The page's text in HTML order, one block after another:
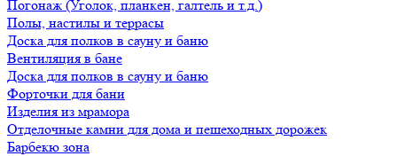
Погонаж (Уголок, планкен, галтель и т.д.)
Полы, настилы и террасы
Доска для полков в сауну и баню
Вентиляция в бане
Доска для полков в сауну и баню
Форточки для бани
Изделия из мрамора
Отделочные камни для дома и пешеходных дорожек
Барбекю зона